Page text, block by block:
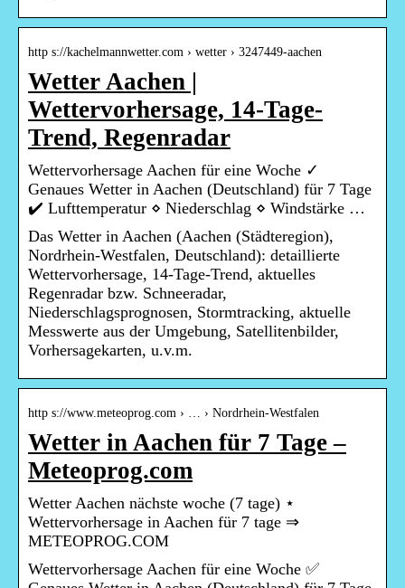
http s://kachelmannwetter.com › wetter › 3247449-aachen
Wetter Aachen |
Wettervorhersage, 14-Tage-
Trend, Regenradar
Wettervorhersage Aachen für eine Woche ✓
Genaues Wetter in Aachen (Deutschland) für 7 Tage
✔️ Lufttemperatur ⋄ Niederschlag ⋄ Windstärke …
Das Wetter in Aachen (Aachen (Städteregion),
Nordrhein-Westfalen, Deutschland): detaillierte
Wettervorhersage, 14-Tage-Trend, aktuelles
Regenradar bzw. Schneeradar,
Niederschlagsprognosen, Stormtracking, aktuelle
Messwerte aus der Umgebung, Satellitenbilder,
Vorhersagekarten, u.v.m.
http s://www.meteoprog.com › … › Nordrhein-Westfalen
Wetter in Aachen für 7 Tage –
Meteoprog.com
Wetter Aachen nächste woche (7 tage) ⋆
Wettervorhersage in Aachen für 7 tage ⇒
METEOPROG.COM
Wettervorhersage Aachen für eine Woche ✅